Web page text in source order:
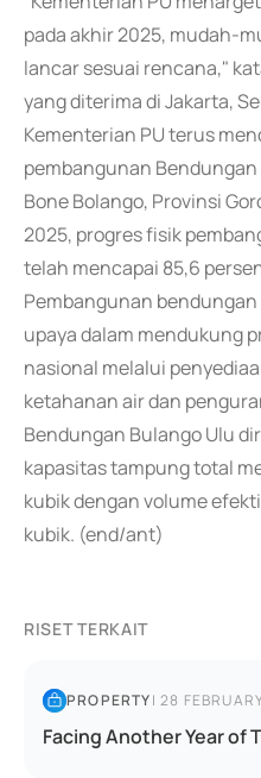
pada akhir 2025, mudah-
lancar sesuai rencana,"
yang diterima di Jakarta,
Kementerian PU terus
pembangunan
Bone Bolango, Provinsi
2025, progres fisik
telah mencapai 85,6
Pembangunan
upaya dalam mendukung
nasional melalui
ketahanan air dan
Bendungan Bulango Ulu
kapasitas tampung total
kubik dengan volume
kubik. (end/ant)
RISET TERKAIT
PROPERTY|28
Facing Another Year of